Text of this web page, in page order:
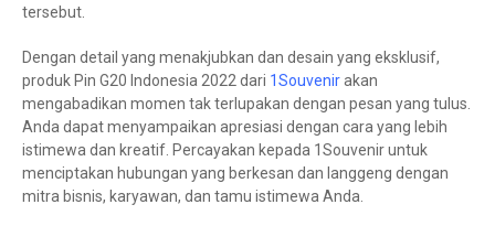
tersebut.
Dengan detail yang menakjubkan dan desain yang eksklusif,
produk Pin G20 Indonesia 2022 dari 1Souvenirakan
mengabadikan momen tak terlupakan dengan pesan yang tulus.
Anda dapat menyampaikan apresiasi dengan cara yang lebih
istimewa dan kreatif. Percayakan kepada 1Souvenir untuk
menciptakan hubungan yang berkesan dan langgeng dengan
mitra bisnis, karyawan, dan tamu istimewa Anda.